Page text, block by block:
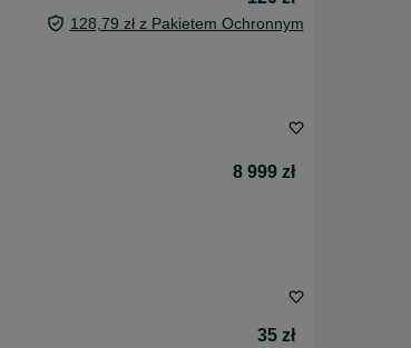
128,79 zł z Pakietem Ochronnym
8 999 zł
35 zł